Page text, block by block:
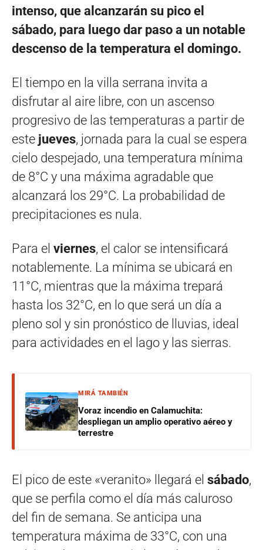
intenso, que alcanzarán su pico el
sábado, para luego dar paso a un notable
descenso de la temperatura el domingo.
El tiempo en la villa serrana invita a
disfrutar al aire libre, con un ascenso
progresivo de las temperaturas a partir de
este jueves, jornada para la cual se espera
cielo despejado, una temperatura mínima
de 8°C y una máxima agradable que
alcanzará los 29°C. La probabilidad de
precipitaciones es nula.
Para el viernes, el calor se intensificará
notablemente. La mínima se ubicará en
11°C, mientras que la máxima trepará
hasta los 32°C, en lo que será un día a
pleno sol y sin pronóstico de lluvias, ideal
para actividades en el lago y las sierras.
MIRÁ TAMBIÉN
Voraz incendio en Calamuchita:
despliegan un amplio operativo aéreo y
terrestre
El pico de este «veranito» llegará el sábado,
que se perfila como el día más caluroso
del fin de semana. Se anticipa una
temperatura máxima de 33°C, con una